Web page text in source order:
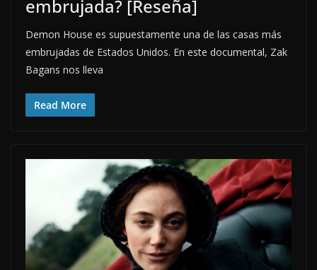
embrujada? [Reseña]
Demon House es supuestamente una de las casas más
embrujadas de Estados Unidos. En este documental, Zak
Bagans nos lleva
Read More